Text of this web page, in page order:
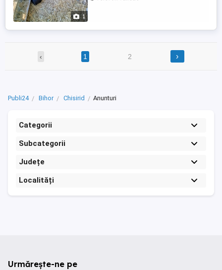
1
‹ 1 2 ›
Publi24 Bihor Chisirid Anunturi
Categorii
Subcategorii
Județe
Localități
Urmărește-ne pe